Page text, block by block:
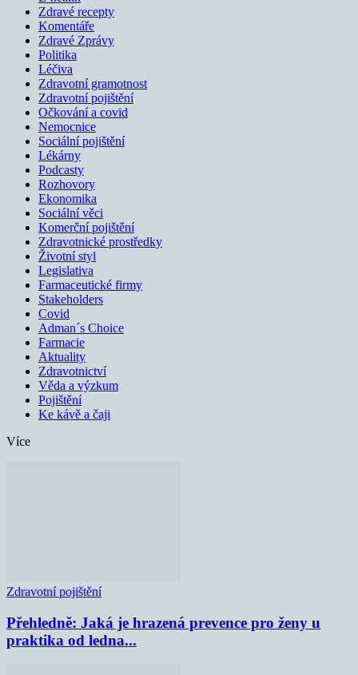
Zdravé recepty
Komentáře
Zdravé Zprávy
Politika
Léčiva
Zdravotní gramotnost
Zdravotní pojištění
Očkování a covid
Nemocnice
Sociální pojištění
Lékárny
Podcasty
Rozhovory
Ekonomika
Sociální věci
Komerční pojištění
Zdravotnické prostředky
Životní styl
Legislativa
Farmaceutické firmy
Stakeholders
Covid
Adman´s Choice
Farmacie
Aktuality
Zdravotnictví
Věda a výzkum
Pojištění
Ke kávě a čaji
Více
Zdravotní pojištění
Přehledně: Jaká je hrazená prevence pro ženy u
praktika od ledna...